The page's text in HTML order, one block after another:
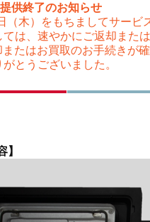
供終了のお知らせ
（木）をもちましてサービ
は、速やかにご返却また
たはお買取のお手続きが
とうございました。
】